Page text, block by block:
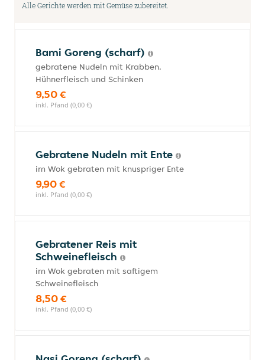
Alle Gerichte werden mit Gemüse zubereitet.
Bami Goreng (scharf)
gebratene Nudeln mit Krabben,
Hühnerfleisch und Schinken
9,50 €
inkl. Pfand (0,00 €)
Gebratene Nudeln mit Ente
im Wok gebraten mit knuspriger Ente
9,90 €
inkl. Pfand (0,00 €)
Gebratener Reis mit
Schweinefleisch
im Wok gebraten mit saftigem
Schweinefleisch
8,50 €
inkl. Pfand (0,00 €)